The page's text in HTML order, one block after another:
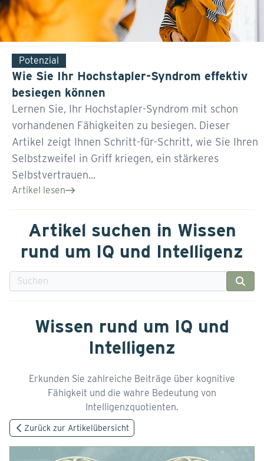
Potenzial
Wie Sie Ihr Hochstapler-Syndrom effektiv
besiegen können
Lernen Sie, Ihr Hochstapler-Syndrom mit schon
vorhandenen Fähigkeiten zu besiegen. Dieser
Artikel zeigt Ihnen Schritt-für-Schritt, wie Sie Ihren
Selbstzweifel in Griff kriegen, ein stärkeres
Selbstvertrauen...
Artikel lesen
Artikel suchen in Wissen
rund um IQ und Intelligenz
Wissen rund um IQ und
Intelligenz
Erkunden Sie zahlreiche Beiträge über kognitive
Fähigkeit und die wahre Bedeutung von
Intelligenzquotienten.
Zurück zur Artikelübersicht